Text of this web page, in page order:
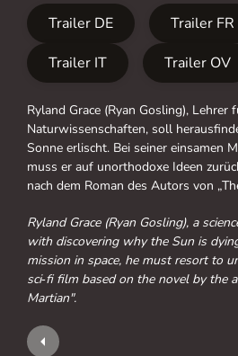
Trailer DE
Trailer FR
Trailer IT
Trailer OV
Ryland Grace (Ryan Gosling), Lehrer
Naturwissenschaften, soll
Sonne erlischt. Bei seiner einsamen
muss er auf unorthodoxe Ideen
nach dem Roman des Autors von
Ryland Grace (Ryan Gosling), a
with discovering why the Sun is
mission in space, he must resort to
sci‑fi film based on the novel by the
Martian".